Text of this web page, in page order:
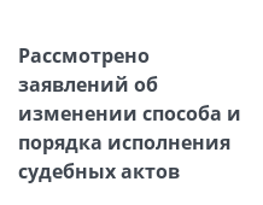
Рассмотрено
заявлений об
изменении способа и
порядка исполнения
судебных актов